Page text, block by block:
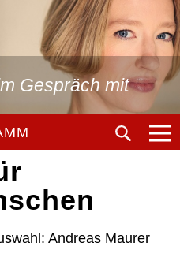
Gespräch mit
Andreas Maurer